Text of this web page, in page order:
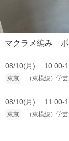
マクラメ編み ボ
08/10(月) 10:00-
東京 （東横線）学
08/10(月) 11:00-
東京 （東横線）学